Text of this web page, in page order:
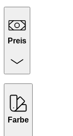
Preis
Farbe